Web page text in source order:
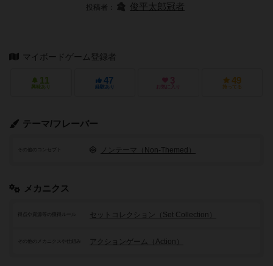
投稿者：
俊平太郎冠者
マイボードゲーム登録者
11
興味あり
47
経験あり
3
お気に入り
49
持ってる
テーマ/フレーバー
その他のコンセプト ノンテーマ（Non-Themed）
メカニクス
セットコレクション（Set Collection）
その他のメカニクスや仕組み アクションゲーム（Action）